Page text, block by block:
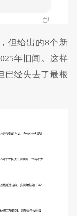
但给出的8个新
年旧闻。这样
已经失去了最根